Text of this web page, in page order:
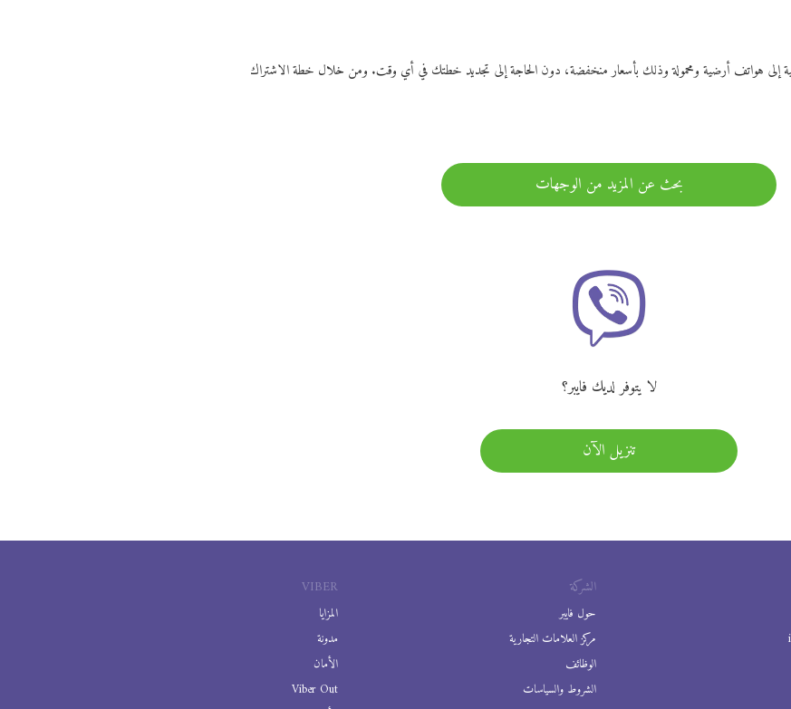
إلى هواتف أرضية ومحمولة وذلك بأسعار منخفضة، دون الحاجة إلى تجديد خطتك في أي وقت. ومن خلال خطة الاشتراك
بحث عن المزيد من الوجهات
لا يتوفر لديك فايبر؟
تنزيل الآن
VIBER
المزايا
مدونة
الأمان
Viber Out
الشركة
حول فايبر
مركز العلامات التجارية
الوظائف
الشروط والسياسات